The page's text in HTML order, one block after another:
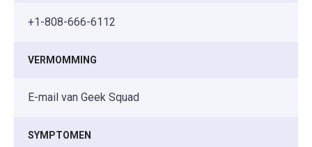
+1-808-666-6112
VERMOMMING
E-mail van Geek Squad
SYMPTOMEN